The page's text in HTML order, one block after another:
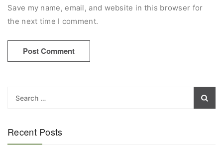
Save my name, email, and website in this browser for
the next time I comment.
Recent Posts